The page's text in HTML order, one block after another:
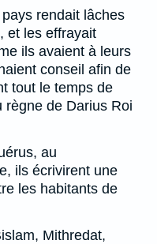
rendait lâches
et les effrayait
ils avaient à leurs
conseil afin de
tout le temps de
règne de Darius Roi
au
ils écrivirent une
les habitants de
Mithredat,